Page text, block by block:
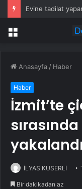
Menü
Anasayfa / Haber
Haber
İzmit’te
yakalandı
İLYAS KUSERLİ
Bir dakikadan az